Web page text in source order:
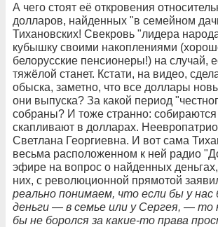
А чего стоят её откровения
долларов, найденных "в семейном
Тихановских! Свекровь "лидера
кубышку своими накоплениями
белорусские пенсионеры!) на случай,
тяжёлой станет. Кстати, на видео,
обыска, заметно, что все доллары
они выпуска? За какой период
собраны? И тоже странно:
скапливают в долларах.
Светлана Георгиевна. И вот сама
весьма расположенном к ней радио
эфире на вопрос о найденных
них, с революционной прямотой
реально понимаем, что если бы у
деньги — в семье или у Сергея, — то
бы не боролся за какие-то права